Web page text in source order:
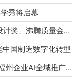
秀将启幕
双奖加冕 实力鉴证｜速酷乐荣膺德国红点设计奖、沸腾质量金奖，重塑智能出行新标杆
国制造数字化转型
福州GEO优化服务商推荐TOP10｜2026年福州企业AI全域推广选型指南